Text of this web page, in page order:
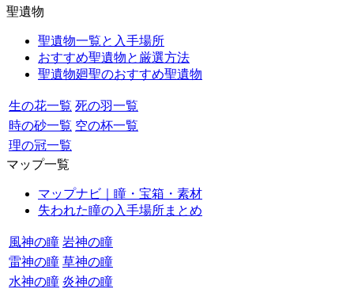
聖遺物
聖遺物一覧と入手場所
おすすめ聖遺物と厳選方法
聖遺物廻聖のおすすめ聖遺物
生の花一覧 死の羽一覧
時の砂一覧 空の杯一覧
理の冠一覧
マップ一覧
マップナビ｜瞳・宝箱・素材
失われた瞳の入手場所まとめ
風神の瞳 岩神の瞳
雷神の瞳 草神の瞳
水神の瞳 炎神の瞳